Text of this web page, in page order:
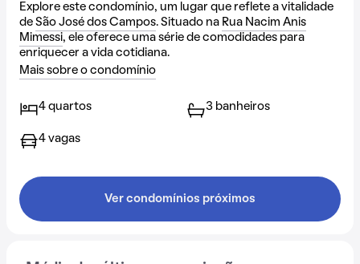
Explore este condomínio, um lugar que reflete a vitalidade
de São José dos Campos. Situado na Rua Nacim Anis
Mimessi, ele oferece uma série de comodidades para
enriquecer a vida cotidiana.
Mais sobre o condomínio
4 quartos 3 banheiros
4 vagas
Ver condomínios próximos